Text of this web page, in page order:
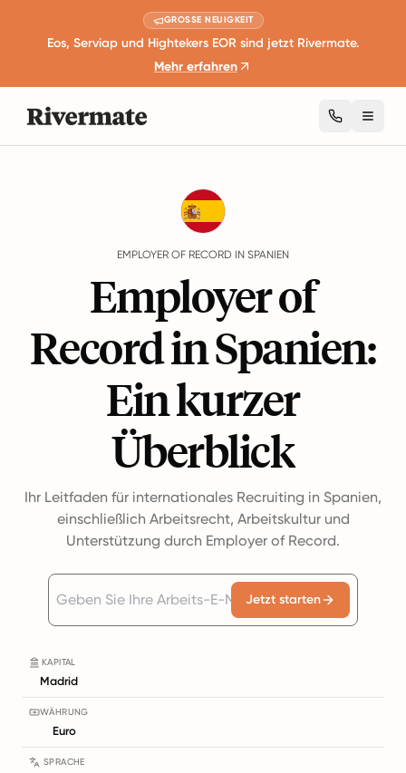
GROSSE NEUIGKEIT
Eos, Serviap und Hightekers EOR sind jetzt Rivermate.
Mehr erfahren
EMPLOYER OF RECORD IN SPANIEN
Employer of
Record in Spanien:
Ein kurzer
Überblick
Ihr Leitfaden für internationales Recruiting in Spanien,
einschließlich Arbeitsrecht, Arbeitskultur und
Unterstützung durch Employer of Record.
Jetzt starten
KAPITAL
Madrid
WÄHRUNG
Euro
SPRACHE